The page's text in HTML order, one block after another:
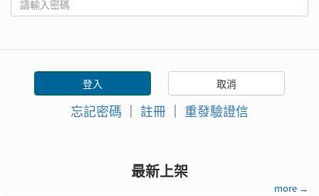
忘記密碼 ｜ 註冊 ｜ 重發驗證信
最新上架
more →